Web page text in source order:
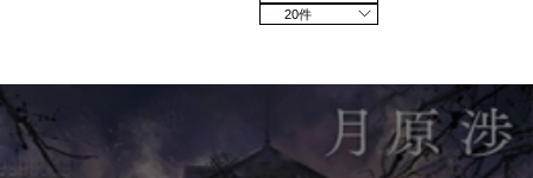
20件